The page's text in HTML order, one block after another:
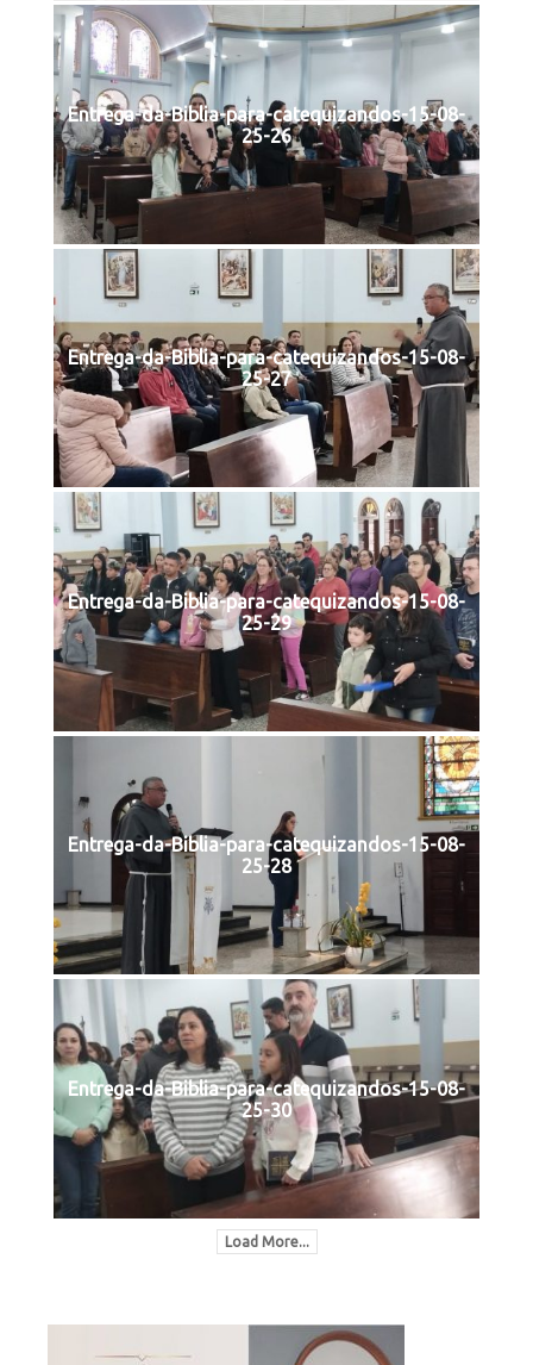
Entrega-da-Biblia-para-catequizandos-15-08-
25-26
Entrega-da-Biblia-para-catequizandos-15-08-
25-27
Entrega-da-Biblia-para-catequizandos-15-08-
25-29
Entrega-da-Biblia-para-catequizandos-15-08-
25-28
Entrega-da-Biblia-para-catequizandos-15-08-
25-30
Load More...